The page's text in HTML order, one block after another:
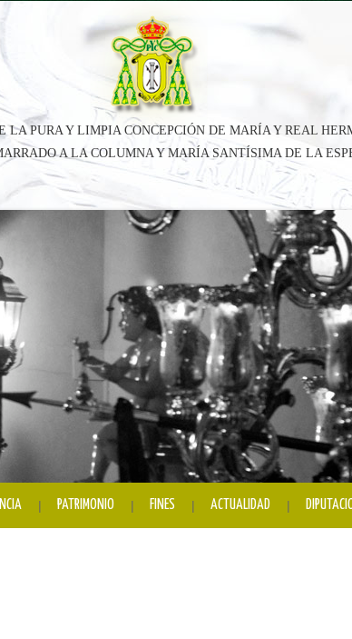
LA PURA Y LIMPIA CONCEPCIÓN DE MARÍA Y REAL
A LA COLUMNA Y MARÍA SANTÍSIMA DE LA
PATRIMONIO FINES ACTUALIDAD